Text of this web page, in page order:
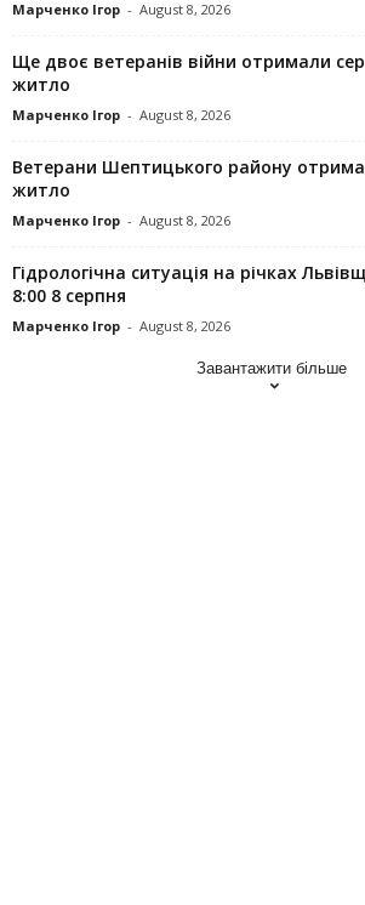
Марченко Ігор - August 8, 2026
Ще двоє ветеранів війни отримали
житло
Марченко Ігор - August 8, 2026
Ветерани Шептицького району
житло
Марченко Ігор - August 8, 2026
Гідрологічна ситуація на річках
8:00 8 серпня
Марченко Ігор - August 8, 2026
Завантажити більше